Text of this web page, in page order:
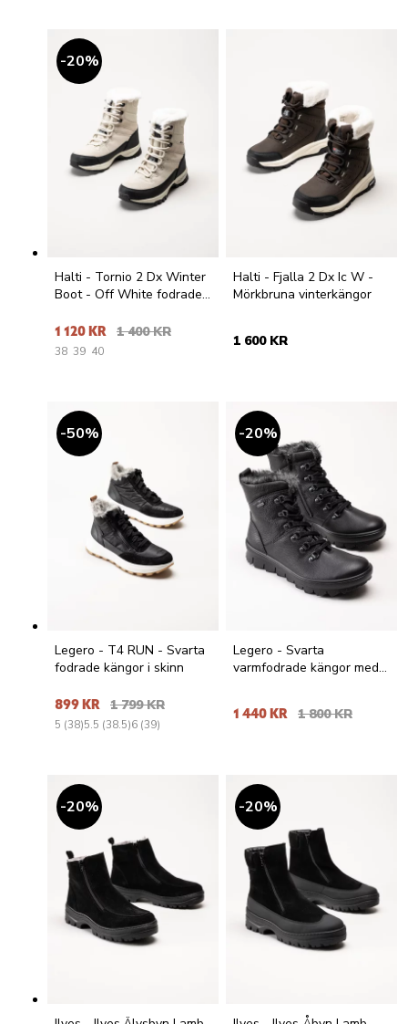
20%
Halti - Tornio 2 Dx Winter
Boot - Off White fodrade
1 120 KR 1 400 KR
38 39 40
Halti - Fjalla 2 Dx Ic W -
Mörkbruna vinterkängor
1 600 KR
50%
Legero - T4 RUN - Svarta
fodrade kängor i skinn
899 KR 1 799 KR
5 (38)5.5 (38.5)6 (39)
20%
Legero - Svarta
varmfodrade kängor med
1 440 KR 1 800 KR
20% 20%